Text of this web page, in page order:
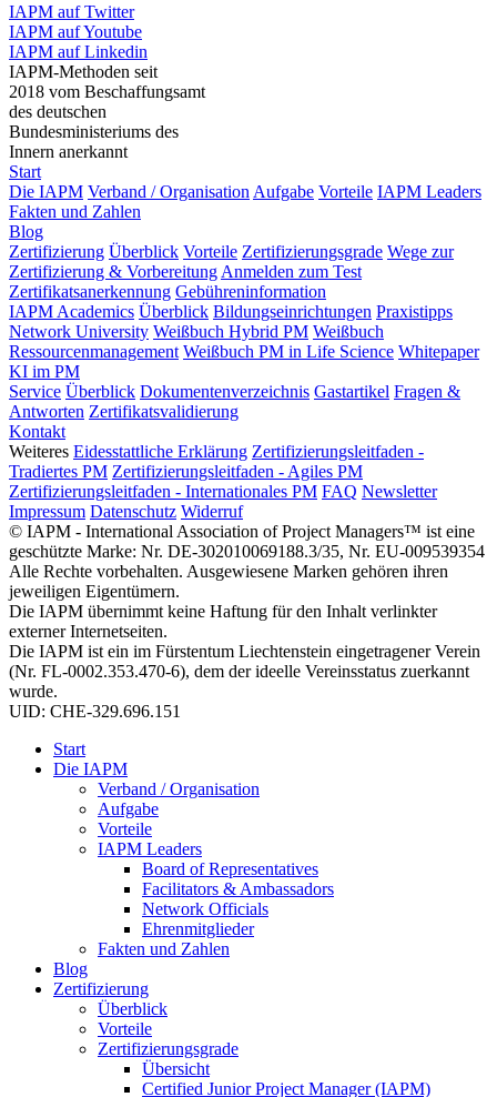
IAPM auf Twitter
IAPM auf Youtube
IAPM auf Linkedin
IAPM-Methoden seit
2018 vom Beschaffungsamt
des deutschen
Bundesministeriums des
Innern anerkannt
Start
Die IAPM Verband / Organisation Aufgabe Vorteile IAPM Leaders
Fakten und Zahlen
Blog
Zertifizierung Überblick Vorteile Zertifizierungsgrade Wege zur
Zertifizierung & Vorbereitung Anmelden zum Test
Zertifikatsanerkennung Gebühreninformation
IAPM Academics Überblick Bildungseinrichtungen Praxistipps
Network University Weißbuch Hybrid PM Weißbuch
Ressourcenmanagement Weißbuch PM in Life Science Whitepaper
KI im PM
Service Überblick Dokumentenverzeichnis Gastartikel Fragen &
Antworten Zertifikatsvalidierung
Kontakt
Weiteres Eidesstattliche Erklärung Zertifizierungsleitfaden -
Tradiertes PM Zertifizierungsleitfaden - Agiles PM
Zertifizierungsleitfaden - Internationales PM FAQ Newsletter
Impressum Datenschutz Widerruf
© IAPM - International Association of Project Managers™ ist eine
geschützte Marke: Nr. DE-302010069188.3/35, Nr. EU-009539354
Alle Rechte vorbehalten. Ausgewiesene Marken gehören ihren
jeweiligen Eigentümern.
Die IAPM übernimmt keine Haftung für den Inhalt verlinkter
externer Internetseiten.
Die IAPM ist ein im Fürstentum Liechtenstein eingetragener Verein
(Nr. FL-0002.353.470-6), dem der ideelle Vereinsstatus zuerkannt
wurde.
UID: CHE-329.696.151
Start
Die IAPM
Verband / Organisation
Aufgabe
Vorteile
IAPM Leaders
Board of Representatives
Facilitators & Ambassadors
Network Officials
Ehrenmitglieder
Fakten und Zahlen
Blog
Zertifizierung
Überblick
Vorteile
Zertifizierungsgrade
Übersicht
Certified Junior Project Manager (IAPM)